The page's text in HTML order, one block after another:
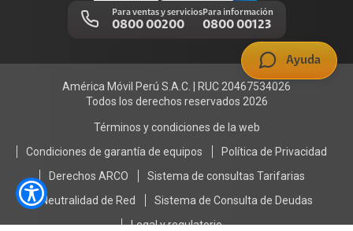
Ayuda
Llamada por llamada
Trabajos de mantenimientoPara ventas y servicios
0800 00200
Para información
0800 00123
América Móvil Perú S.A.C. | RUC 20467534026
Todos los derechos reservados 2026
Términos y condiciones de la web
Condiciones de garantía de equipos
Política de Privacidad
Derechos ARCO
Sistema de consultas Tarifarias
Neutralidad de Red
Sistema de Consulta de Deudas
Legal y regulatorio